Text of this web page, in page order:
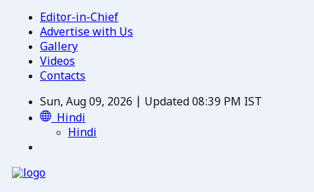
Editor-in-Chief
Advertise with Us
Gallery
Videos
Contacts
Sun, Aug 09, 2026 | Updated 08:39 PM IST
Hindi
Hindi